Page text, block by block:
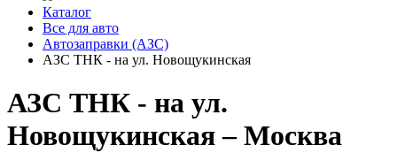
Каталог
Все для авто
Автозаправки (АЗС)
АЗС ТНК - на ул. Новощукинская
АЗС ТНК - на ул.
Новощукинская – Москва